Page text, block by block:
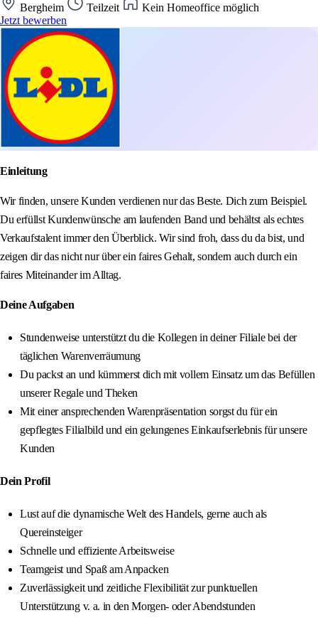
Bergheim Teilzeit
Kein Homeoffice möglich
Jetzt bewerben
Einleitung
Wir finden, unsere Kunden verdienen nur das Beste. Dich zum Beispiel.
Du erfüllst Kundenwünsche am laufenden Band und behältst als echtes
Verkaufstalent immer den Überblick. Wir sind froh, dass du da bist, und
zeigen dir das nicht nur über ein faires Gehalt, sondern auch durch ein
faires Miteinander im Alltag.
Deine Aufgaben
Stundenweise unterstützt du die Kollegen in deiner Filiale bei der
täglichen Warenverräumung
Du packst an und kümmerst dich mit vollem Einsatz um das Befüllen
unserer Regale und Theken
Mit einer ansprechenden Warenpräsentation sorgst du für ein
gepflegtes Filialbild und ein gelungenes Einkaufserlebnis für unsere
Kunden
Dein Profil
Lust auf die dynamische Welt des Handels, gerne auch als
Quereinsteiger
Schnelle und effiziente Arbeitsweise
Teamgeist und Spaß am Anpacken
Zuverlässigkeit und zeitliche Flexibilität zur punktuellen
Unterstützung v. a. in den Morgen- oder Abendstunden